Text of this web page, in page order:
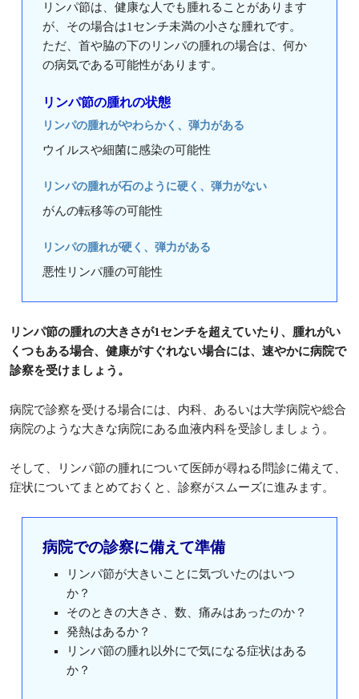
リンパ節は、健康な人でも腫れることがあります
が、その場合は1センチ未満の小さな腫れです。
ただ、首や脇の下のリンパの腫れの場合は、何か
の病気である可能性があります。
リンパ節の腫れの状態
リンパの腫れがやわらかく、弾力がある
ウイルスや細菌に感染の可能性
リンパの腫れが石のように硬く、弾力がない
がんの転移等の可能性
リンパの腫れが硬く、弾力がある
悪性リンパ腫の可能性
リンパ節の腫れの大きさが1センチを超えていたり、腫れがい
くつもある場合、健康がすぐれない場合には、速やかに病院で
診察を受けましょう。
病院で診察を受ける場合には、内科、あるいは大学病院や総合
病院のような大きな病院にある血液内科を受診しましょう。
そして、リンパ節の腫れについて医師が尋ねる問診に備えて、
症状についてまとめておくと、診察がスムーズに進みます。
病院での診察に備えて準備
リンパ節が大きいことに気づいたのはいつ
か？
そのときの大きさ、数、痛みはあったのか？
発熱はあるか？
リンパ節の腫れ以外にで気になる症状はある
か？